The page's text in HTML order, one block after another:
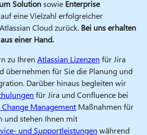
Solutionsowie Enterprise
eine Vielzahl erfolgreicher
Cloud zurück. Bei uns erhalten
einer Hand.
zu Ihren Atlassian Lizenzen für Jira
übernehmen für Sie die Planung und
Darüber hinaus begleiten wir
für Jira und Confluence bei
Management Maßnahmen für
und stehen Ihnen mit
und Supportleistungen während